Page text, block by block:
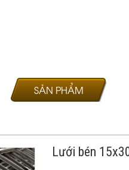
SẢN PHẨM
Lưới bén